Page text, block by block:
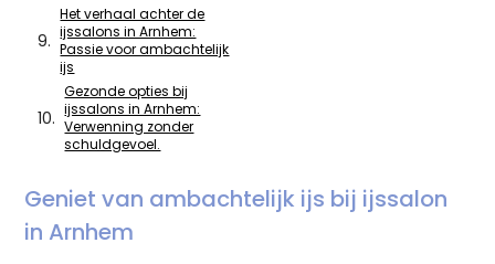
Het verhaal achter de
ijssalons in Arnhem:
Passie voor ambachtelijk
ijs
Gezonde opties bij
ijssalons in Arnhem:
Verwenning zonder
schuldgevoel.
Geniet van ambachtelijk ijs bij ijssalon
in Arnhem